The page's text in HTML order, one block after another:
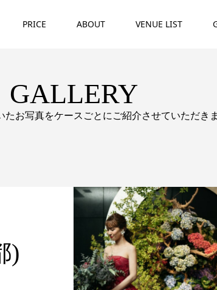
PRICE ABOUT VENUE LIST
GALLERY
たお写真をケースごとにご紹介させていただき
)